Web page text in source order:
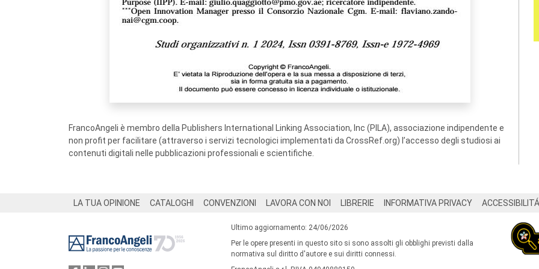
FrancoAngeli è membro della Publishers International Linking Association, Inc (PILA), associazione indipendente e
non profit per facilitare (attraverso i servizi tecnologici implementati da CrossRef.org) l’accesso degli studiosi ai
contenuti digitali nelle pubblicazioni professionali e scientifiche.
LA TUA OPINIONE CATALOGHI CONVENZIONI LAVORA CON NOI LIBRERIE INFORMATIVA PRIVACY ACCESSIBILITÁ
Ultimo aggiornamento: 24/06/2026
Per le opere presenti in questo sito si sono assolti gli obblighi previsti dalla
normativa sul diritto d'autore e sui diritti connessi.